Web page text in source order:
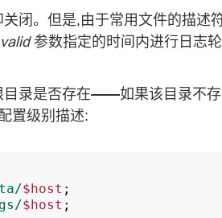
闭。但是,由于常用文件的描述
valid参数指定的时间内进行日志
录是否存在——如果该目录不存
置级别描述:
$host ;
$host ;